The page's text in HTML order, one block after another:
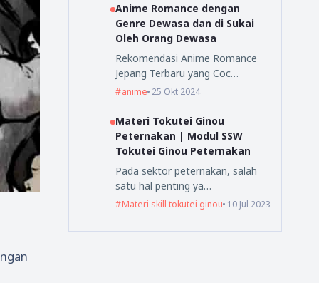
Anime Romance dengan
Genre Dewasa dan di Sukai
Oleh Orang Dewasa
Rekomendasi Anime Romance
Jepang Terbaru yang Coc…
anime 25 Okt 2024
Materi Tokutei Ginou
Peternakan | Modul SSW
Tokutei Ginou Peternakan
Pada sektor peternakan, salah
satu hal penting ya…
Materi skill tokutei ginou 10 Jul 2023